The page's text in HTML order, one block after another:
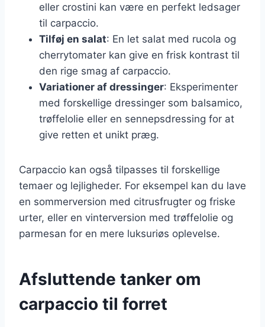
eller crostini kan være en perfekt ledsager
til carpaccio.
Tilføj en salat: En let salat med rucola og
cherrytomater kan give en frisk kontrast til
den rige smag af carpaccio.
Variationer af dressinger: Eksperimenter
med forskellige dressinger som balsamico,
trøffelolie eller en sennepsdressing for at
give retten et unikt præg.
Carpaccio kan også tilpasses til forskellige
temaer og lejligheder. For eksempel kan du lave
en sommerversion med citrusfrugter og friske
urter, eller en vinterversion med trøffelolie og
parmesan for en mere luksuriøs oplevelse.
Afsluttende tanker om
carpaccio til forret